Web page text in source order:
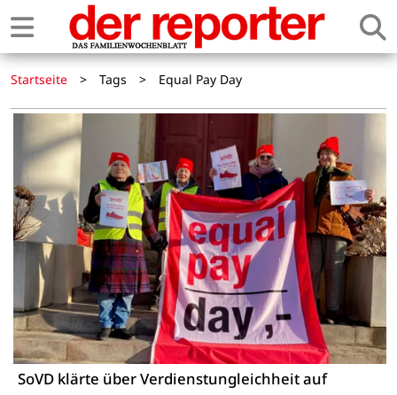
Startseite > Tags > Equal Pay Day
SoVD klärte über Verdienstungleichheit auf